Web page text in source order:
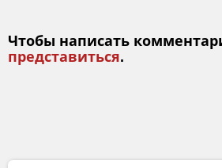
Чтобы написать
представиться.